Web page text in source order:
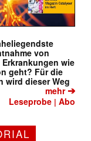
von
wie
geht? Für die
wird dieser Weg
mehr➔
Leseprobe |Abo